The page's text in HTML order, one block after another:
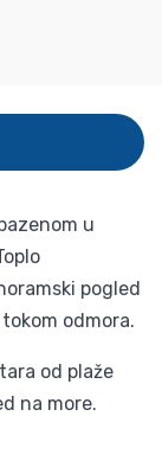
u
pogled
odmora.
od plaže
na more.